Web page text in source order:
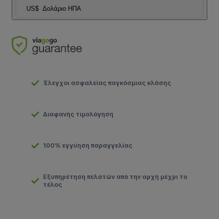
US$ Δολάριο ΗΠΑ
Έλεγχοι ασφαλείας παγκόσμιας κλάσης
Διαφανής τιμολόγηση
100% εγγύηση παραγγελίας
Εξυπηρέτηση πελατών από την αρχή μέχρι το
τέλος